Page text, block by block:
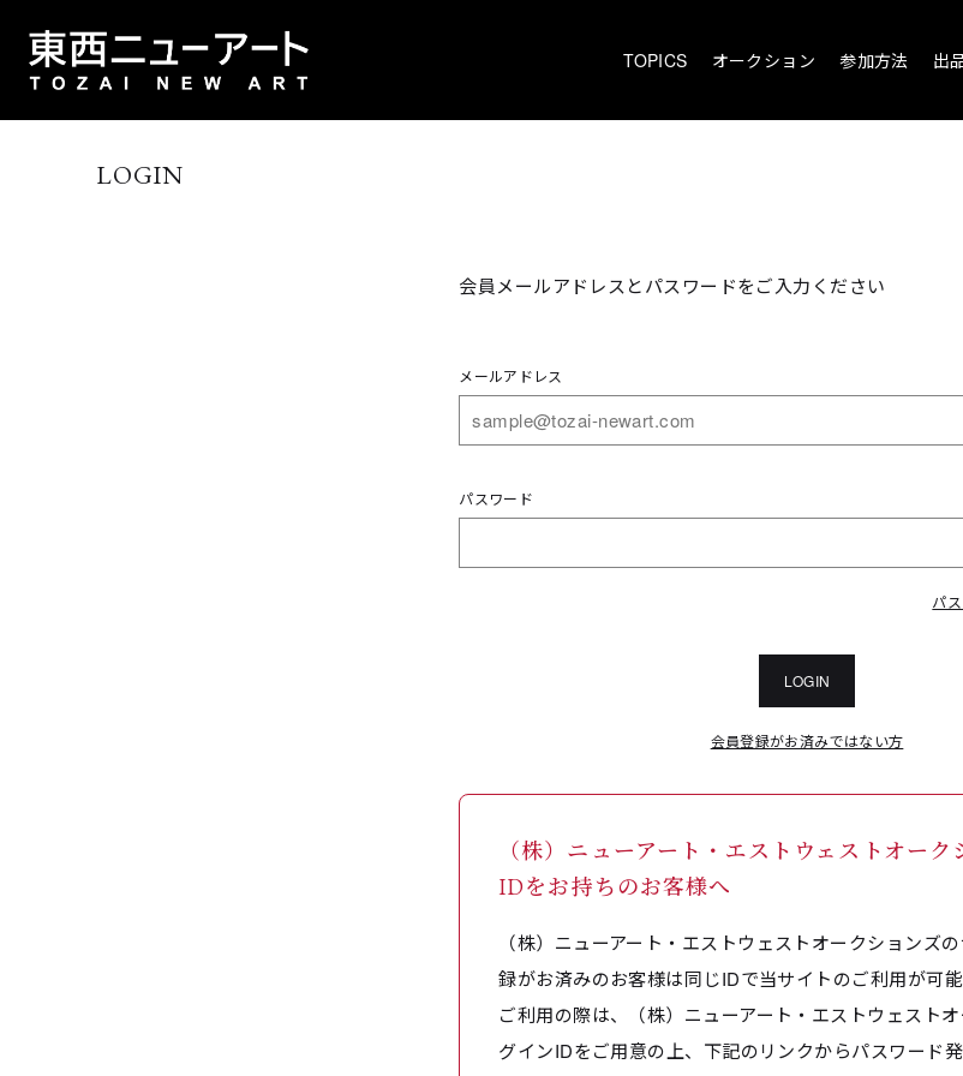
TOPICS オークション 参加方法 出
LOGIN
会員メールアドレスとパスワードをご入力ください
メールアドレス
パスワード
パ
LOGIN
会員登録がお済みではない方
（株）ニューアート・エストウェストオーク
IDをお持ちのお客様へ
（株）ニューアート・エストウェストオークションズ
録がお済みのお客様は同じIDで当サイトのご利用が可
ご利用の際は、（株）ニューアート・エストウェスト
グインIDをご用意の上、下記のリンクからパスワード